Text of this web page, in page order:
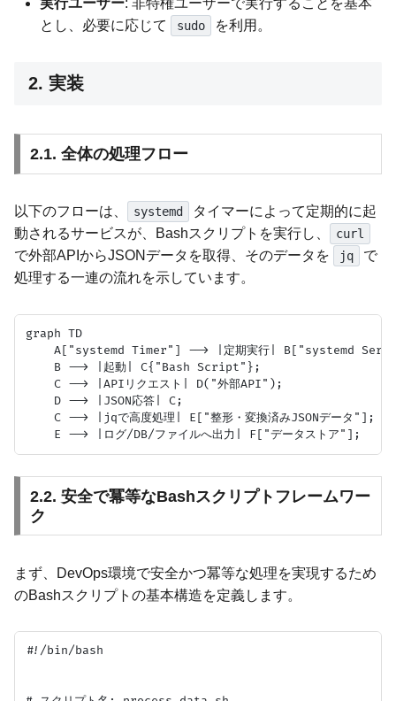
実行ユーザー: 非特権ユーザーで実行することを基本
とし、必要に応じて
sudo を利用。
2. 実装
2.1. 全体の処理フロー
以下のフローは、 systemd
タイマーによって定期的に起
動されるサービスが、Bashスクリプトを実行し、
curl
で外部APIからJSONデータを取得、そのデータを jq
で
処理する一連の流れを示しています。
graph TD
A["systemd Timer"] --> |定期実行| B["systemd
    B --> |起動| C{"Bash Script"};
    C --> |APIリクエスト| D("外部API");
    D --> |JSON応答| C;
    C --> |jqで高度処理| E["整形・変換済みJSONデータ"];
2.2. 安全で冪等なBashスクリプトフレームワー
ク
まず、DevOps環境で安全かつ冪等な処理を実現するため
のBashスクリプトの基本構造を定義します。
#!/bin/bash